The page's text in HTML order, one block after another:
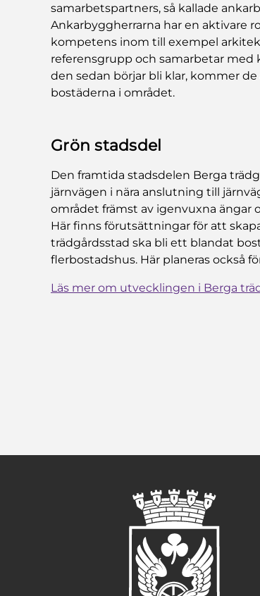
samarbetspartners, så kallade
Ankarbyggherrarna har en aktivare
kompetens inom till exempel
referensgrupp och samarbetar
den sedan börjar bli klar, kommer
bostäderna i området.
Grön stadsdel
Den framtida stadsdelen Berga
järnvägen i nära anslutning till
området främst av igenvuxna ängar
Här finns förutsättningar för att
trädgårdsstad ska bli ett blandat
flerbostadshus. Här planeras också
Läs mer om utvecklingen i Berga